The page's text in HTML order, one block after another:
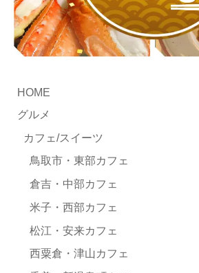
HOME
グルメ
カフェ/スイーツ
鳥取市・東部カフェ
倉吉・中部カフェ
米子・西部カフェ
松江・安来カフェ
西粟倉・津山カフェ